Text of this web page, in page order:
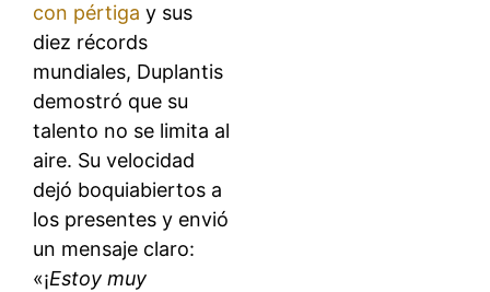
con pértiga y sus
diez récords
mundiales, Duplantis
demostró que su
talento no se limita al
aire. Su velocidad
dejó boquiabiertos a
los presentes y envió
un mensaje claro:
«¡Estoy muy